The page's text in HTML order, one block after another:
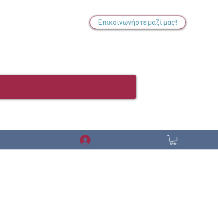
Επικοινωνήστε μαζί μας!